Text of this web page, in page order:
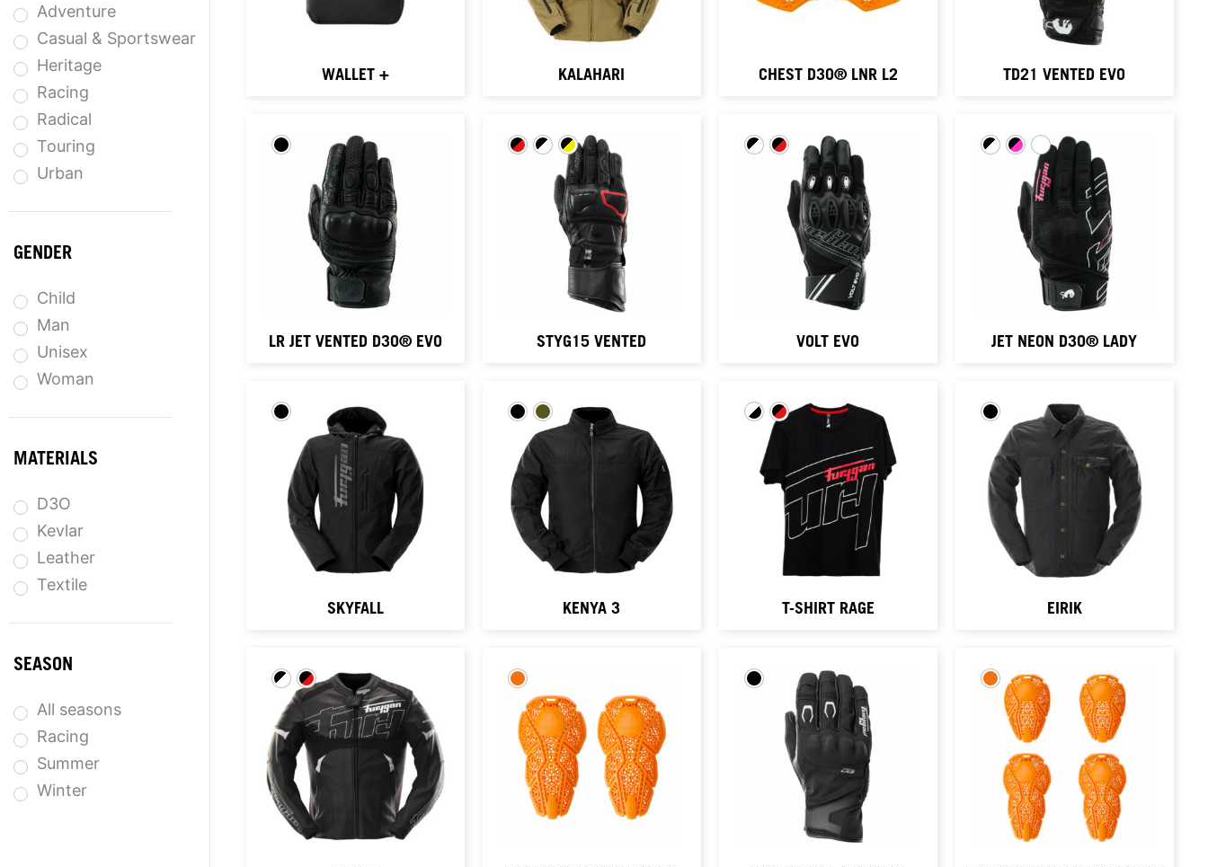
Adventure
Casual & Sportswear
Heritage
Racing
Radical
Touring
Urban
GENDER
Child
Man
Unisex
Woman
MATERIALS
D3O
Kevlar
Leather
Textile
SEASON
All seasons
Racing
Summer
Winter
WALLET + KALAHARI CHEST D3O® LNR L2 TD21 VENTED EVO
LR JET VENTED D3O® EVO STYG15 VENTED VOLT EVO JET NEON D3O® LADY
SKYFALL KENYA 3 T-SHIRT RAGE EIRIK